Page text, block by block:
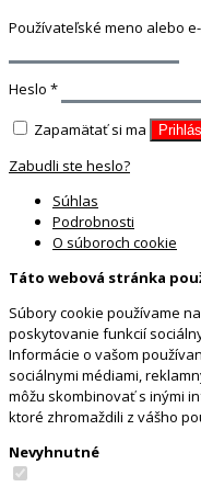
Používateľské meno alebo
Heslo *
Zapamätať si ma
Zabudli ste heslo?
Súhlas
Podrobnosti
O súboroch cookie
Táto webová stránka
Súbory cookie používame
poskytovanie funkcií
Informácie o vašom
sociálnymi médiami,
môžu skombinovať s inými
ktoré zhromaždili z vášho
Nevyhnutné